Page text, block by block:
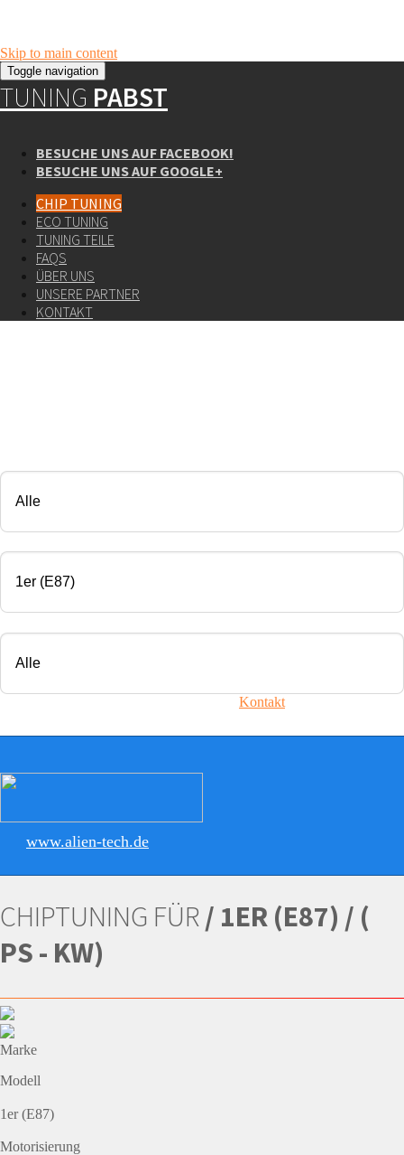
Skip to main content
Toggle navigation
TUNING PABST
BESUCHE UNS AUF FACEBOOK!
BESUCHE UNS AUF GOOGLE+
CHIP TUNING
ECO TUNING
TUNING TEILE
FAQS
ÜBER UNS
UNSERE PARTNER
KONTAKT
Kontakt
www.alien-tech.de
CHIPTUNING FÜR/ 1ER (E87) / (
PS - KW)
Marke
Modell
1er (E87)
Motorisierung